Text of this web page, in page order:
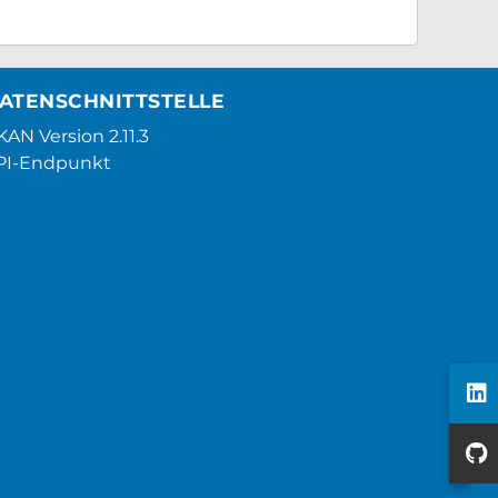
Version 2.11.3
Endpunkt